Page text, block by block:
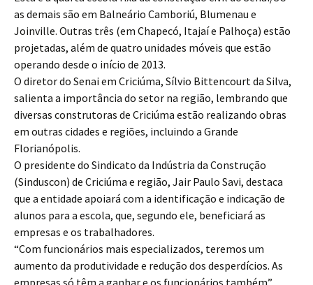
as demais são em Balneário Camboriú, Blumenau e
Joinville. Outras três (em Chapecó, Itajaí e Palhoça) estão
projetadas, além de quatro unidades móveis que estão
operando desde o início de 2013.
O diretor do Senai em Criciúma, Sílvio Bittencourt da Silva,
salienta a importância do setor na região, lembrando que
diversas construtoras de Criciúma estão realizando obras
em outras cidades e regiões, incluindo a Grande
Florianópolis.
O presidente do Sindicato da Indústria da Construção
(Sinduscon) de Criciúma e região, Jair Paulo Savi, destaca
que a entidade apoiará com a identificação e indicação de
alunos para a escola, que, segundo ele, beneficiará as
empresas e os trabalhadores.
“Com funcionários mais especializados, teremos um
aumento da produtividade e redução dos desperdícios. As
empresas só têm a ganhar e os funcionários também”,